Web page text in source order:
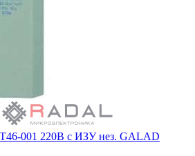
001 220В с ИЗУ нез. GALAD